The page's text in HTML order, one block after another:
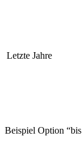
Letzte Jahre
Beispiel Option